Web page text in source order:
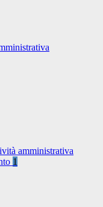
amministrativa
1